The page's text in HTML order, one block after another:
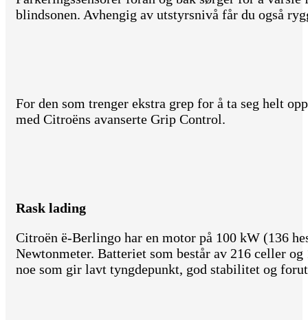
blindsonen. Avhengig av utstyrsnivå får du også
For den som trenger ekstra grep for å ta seg helt
med Citroëns avanserte Grip Control.
Rask lading
Citroën ë-Berlingo har en motor på 100 kW (136
Newtonmeter. Batteriet som består av 216 celler
noe som gir lavt tyngdepunkt, god stabilitet og